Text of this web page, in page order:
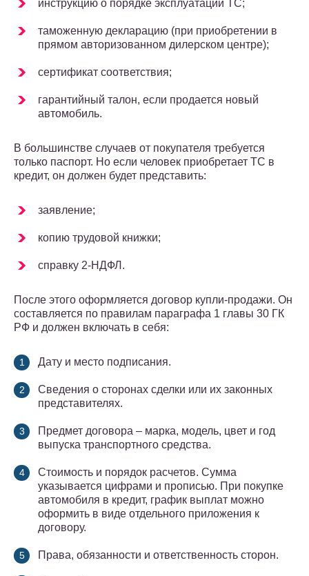
инструкцию о порядке эксплуатации ТС;
таможенную декларацию (при приобретении в
прямом авторизованном дилерском центре);
сертификат соответствия;
гарантийный талон, если продается новый
автомобиль.
В большинстве случаев от покупателя требуется
только паспорт. Но если человек приобретает ТС в
кредит, он должен будет представить:
заявление;
копию трудовой книжки;
справку 2-НДФЛ.
После этого оформляется договор купли-продажи. Он
составляется по правилам параграфа 1 главы 30 ГК
РФ и должен включать в себя:
Дату и место подписания.
Сведения о сторонах сделки или их законных
представителях.
Предмет договора – марка, модель, цвет и год
выпуска транспортного средства.
Стоимость и порядок расчетов. Сумма
указывается цифрами и прописью. При покупке
автомобиля в кредит, график выплат можно
оформить в виде отдельного приложения к
договору.
Права, обязанности и ответственность сторон.